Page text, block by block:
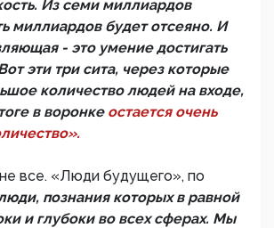
Из семи миллиардов
миллиардов будет отсеяно. И
- это умение достигать
эти три сита, через которые
количество людей на входе,
в воронке остается очень
все. «Люди будущего», по
познания которых в равной
и глубоки во всех сферах. Мы